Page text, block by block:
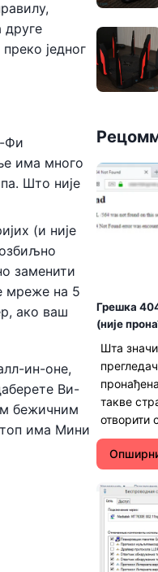
друге
једног
Фи
има много
Што није
(и није
заменити
мреже на 5
ако ваш
ин-оне,
Ви-
бежичним
има Мини
Грешка
(није
Шта
такве
отворити